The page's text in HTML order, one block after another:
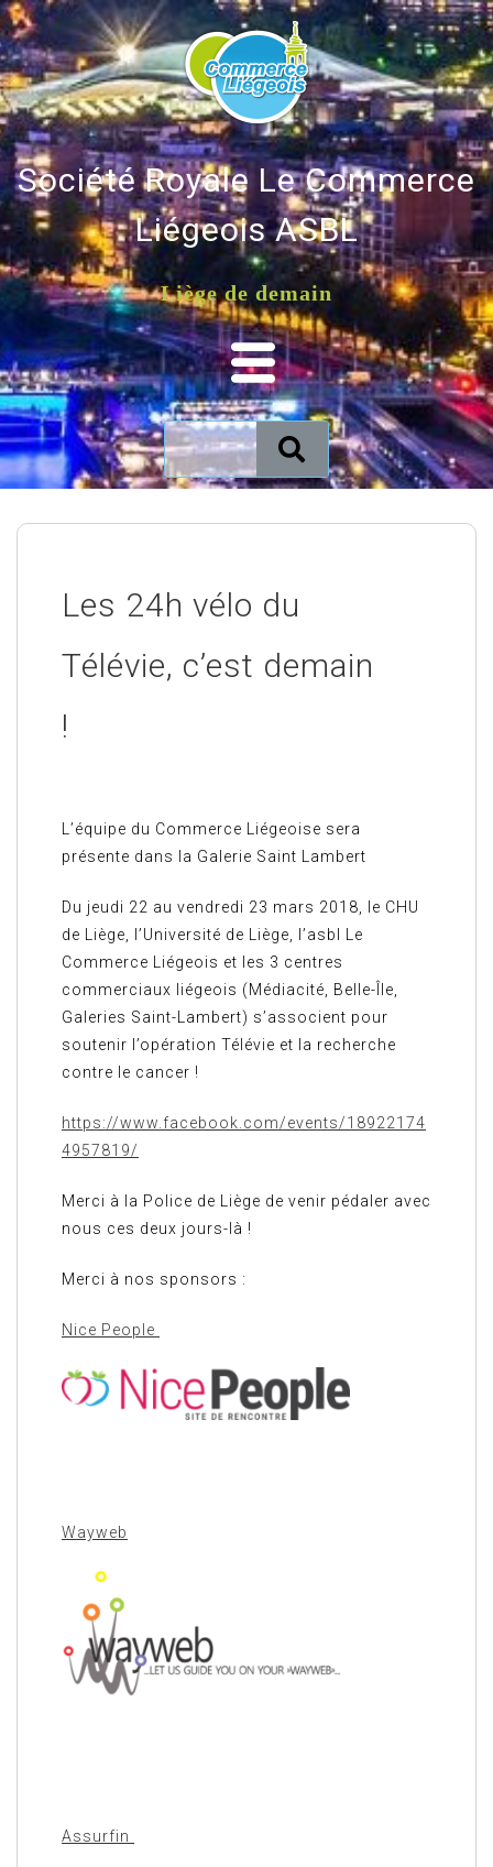
Société Royale Le Commerce
Liégeois ASBL
Liège de demain
Les 24h vélo du
Télévie, c’est demain
!
L’équipe du Commerce Liégeoise sera
présente dans la Galerie Saint Lambert
Du jeudi 22 au vendredi 23 mars 2018, le CHU
de Liège, l’Université de Liège, l’asbl Le
Commerce Liégeois et les 3 centres
commerciaux liégeois (Médiacité, Belle-Île,
Galeries Saint-Lambert) s’associent pour
soutenir l’opération Télévie et la recherche
contre le cancer !
https://www.facebook.com/events/18922174
4957819/
Merci à la Police de Liège de venir pédaler avec
nous ces deux jours-là !
Merci à nos sponsors :
Nice People
Wayweb
Assurfin